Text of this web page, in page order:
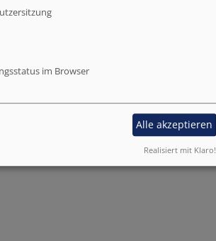
im Browser
Alle akzeptieren
Realisiert mit Klaro!